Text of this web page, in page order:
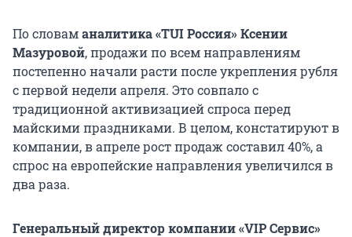
По словаманалитика «TUI Россия» Ксении
Мазуровой,продажи по всем направлениям
постепенно начали расти после укрепления рубля
с первой недели апреля. Это совпало с
традиционной активизацией спроса перед
майскими праздниками. В целом, констатируют в
компании, в апреле рост продаж составил 40%, а
спрос на европейские направления увеличился в
два раза.
Генеральный директор компании «VIP Сервис»